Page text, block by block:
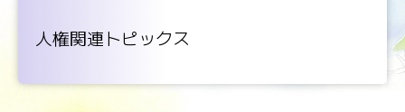
人権関連トピックス